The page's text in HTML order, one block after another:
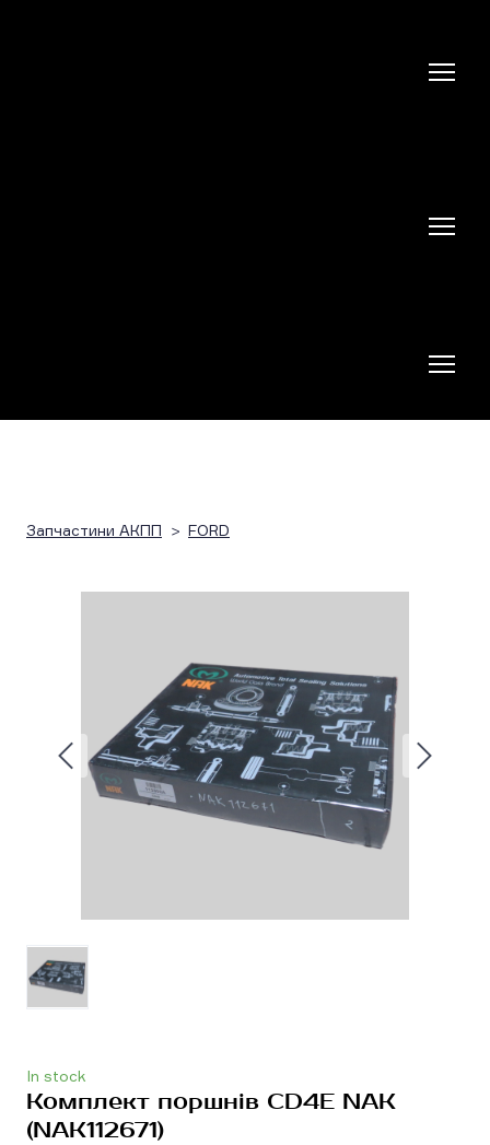
Запчастини АКПП FORD
In stock
Комплект поршнів CD4E NAK
(NAK112671)